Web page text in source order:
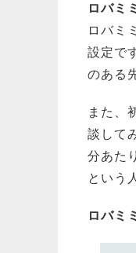
ロバミ
ロバミ
設定で
のある
また、
談して
分あた
という
ロバミ